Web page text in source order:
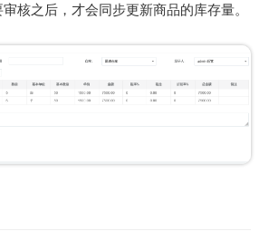
核之后，才会同步更新商品的库存量。